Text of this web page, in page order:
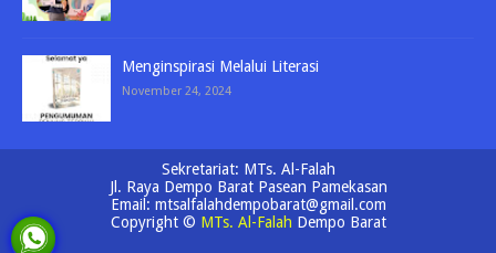
Menginspirasi Melalui Literasi
November 24, 2024
Sekretariat: MTs. Al-Falah
Jl. Raya Dempo Barat Pasean Pamekasan
Email: mtsalfalahdempobarat@gmail.com
Copyright © MTs. Al-Falah Dempo Barat